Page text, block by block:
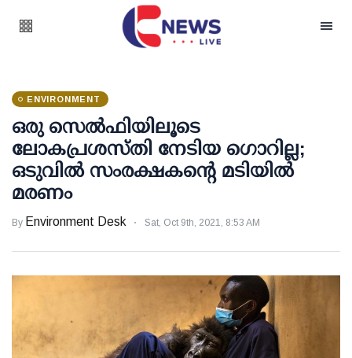
ENVIRONMENT
ഒരു സെല്‍ഫിയിലൂടെ
ലോകപ്രശസ്തി നേടിയ ഗൊറില്ല;
ഒടുവില്‍ സംരക്ഷകന്റെ മടിയില്‍
മരണം
By Environment Desk Sat, Oct 9th, 2021, 8:53 AM